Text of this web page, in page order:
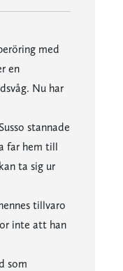
med
en
Nu har
stannade
far hem till
ta sig ur
tillvaro
inte att han
som